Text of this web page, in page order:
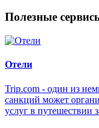
Полезные
Отели
Trip.com - один из
санкций может
услуг в путешествии